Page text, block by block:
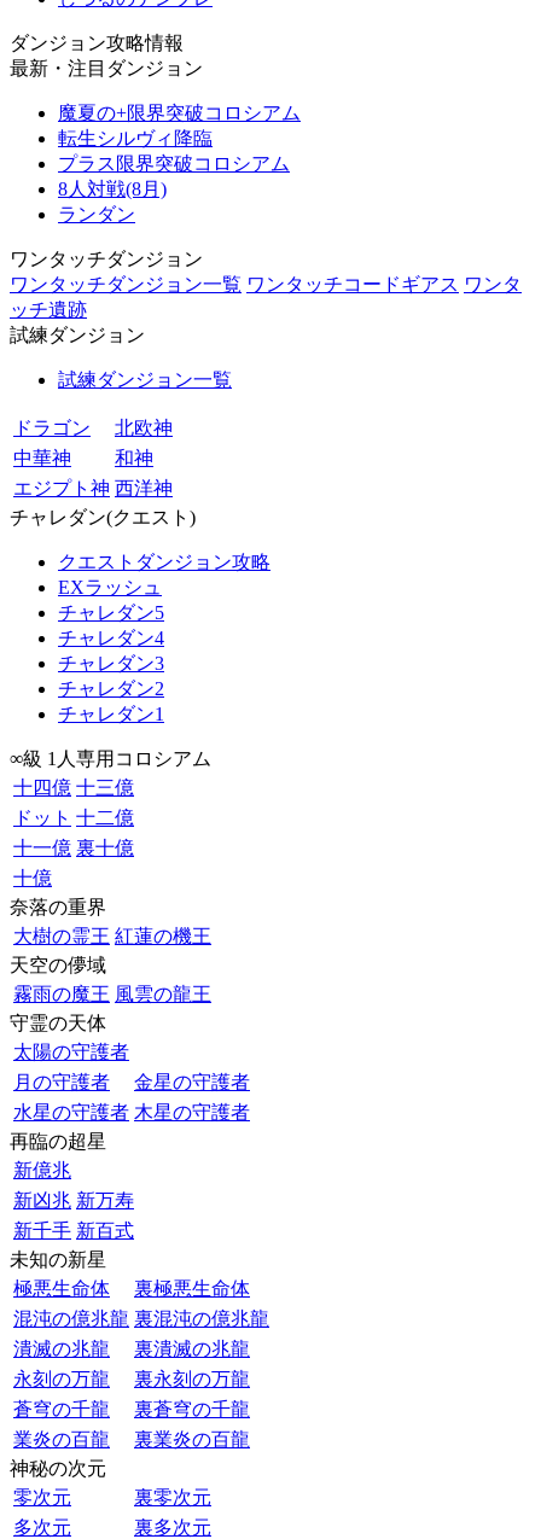
ダンジョン攻略情報
最新・注目ダンジョン
魔夏の+限界突破コロシアム
転生シルヴィ降臨
プラス限界突破コロシアム
8人対戦(8月)
ランダン
ワンタッチダンジョン
ワンタッチダンジョン一覧 ワンタッチコードギアス ワンタ
ッチ遺跡
試練ダンジョン
試練ダンジョン一覧
ドラゴン
北欧神
中華神
和神
エジプト神 西洋神
チャレダン(クエスト)
クエストダンジョン攻略
EXラッシュ
チャレダン5
チャレダン4
チャレダン3
チャレダン2
チャレダン1
∞級 1人専用コロシアム
十四億 十三億
ドット 十二億
十一億 裏十億
十億
奈落の重界
大樹の霊王 紅蓮の機王
天空の儚域
霧雨の魔王 風雲の龍王
守霊の天体
太陽の守護者
月の守護者
金星の守護者
水星の守護者 木星の守護者
再臨の超星
新億兆
新凶兆 新万寿
新千手 新百式
未知の新星
極悪生命体
裏極悪生命体
混沌の億兆龍 裏混沌の億兆龍
潰滅の兆龍
裏潰滅の兆龍
永刻の万龍
裏永刻の万龍
蒼穹の千龍
裏蒼穹の千龍
業炎の百龍
裏業炎の百龍
神秘の次元
零次元
裏零次元
多次元
裏多次元